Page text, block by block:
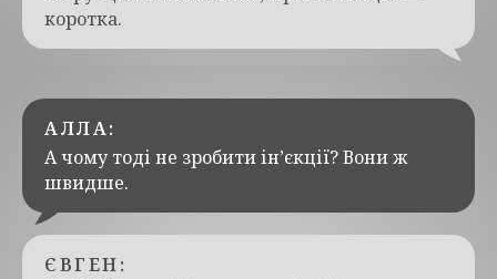
коротка.
АЛЛА:
А чому тоді не зробити ін’єкції? Вони ж
швидше.
ЄВГЕН: